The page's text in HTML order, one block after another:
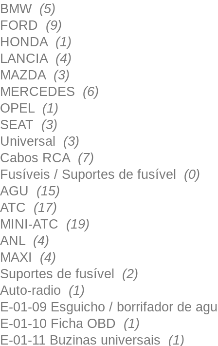
BMW (5)
FORD (9)
HONDA (1)
LANCIA (4)
MAZDA (3)
MERCEDES (6)
OPEL (1)
SEAT (3)
Universal (3)
Cabos RCA (7)
Fusíveis / Suportes de fusível (0)
AGU (15)
ATC (17)
MINI-ATC (19)
ANL (4)
MAXI (4)
Suportes de fusível (2)
Auto-radio (1)
E-01-09 Esguicho / borrifador de
E-01-10 Ficha OBD (1)
E-01-11 Buzinas universais (1)